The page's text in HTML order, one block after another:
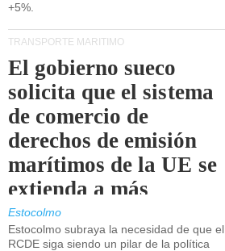
+5%.
TRANSPORTE MARÍTIMO
El gobierno sueco
solicita que el sistema
de comercio de
derechos de emisión
marítimos de la UE se
extienda a más
buques.
Estocolmo
Estocolmo subraya la necesidad de que el
RCDE siga siendo un pilar de la política